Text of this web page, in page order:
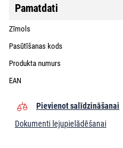
Pamatdati
Zīmols
Pasūtīšanas kods
Produkta numurs
EAN
Pievienot salīdzināšanai
Dokumenti lejupielādēšanai